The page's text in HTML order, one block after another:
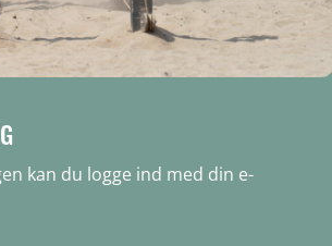
kan du logge ind med din e-